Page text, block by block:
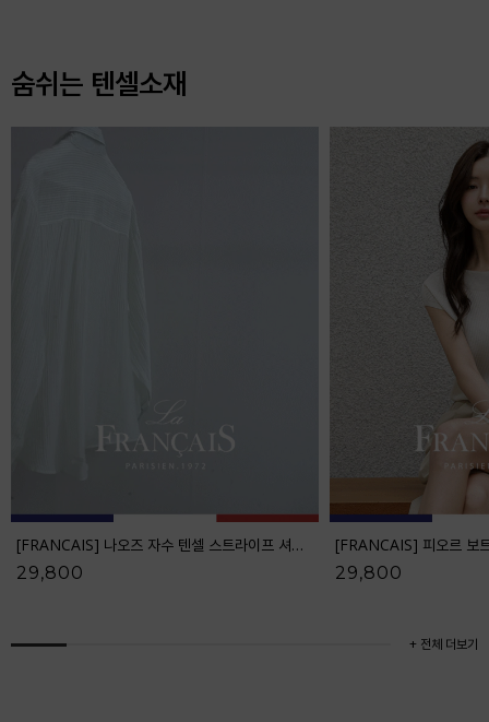
숨쉬는 텐셀소재
[FRANCAIS] 나오즈 자수 텐셀 스트라이프 셔츠_F6S278SH
29,800
29,800
+ 전체 더보기